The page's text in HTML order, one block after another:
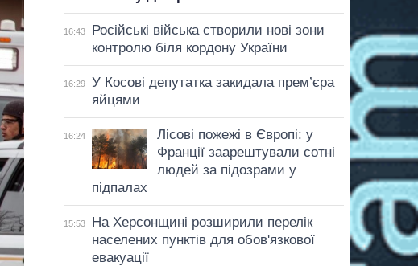
16:43
Російські війська створили нові зони
контролю біля кордону України
16:29
У Косові депутатка закидала прем’єра
яйцями
16:24
Лісові пожежі в Європі: у
Франції заарештували сотні
людей за підозрами у
підпалах
15:53
На Херсонщині розширили перелік
населених пунктів для обов'язкової
евакуації